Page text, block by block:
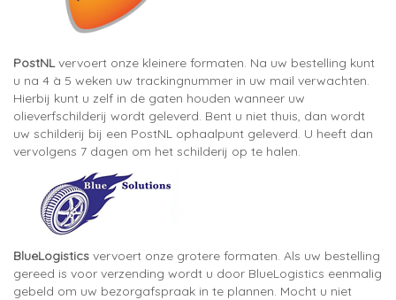
PostNLvervoert onze kleinere formaten. Na uw bestelling kunt
u na 4 à 5 weken uw trackingnummer in uw mail verwachten.
Hierbij kunt u zelf in de gaten houden wanneer uw
olieverfschilderij wordt geleverd. Bent u niet thuis, dan wordt
uw schilderij bij een PostNL ophaalpunt geleverd. U heeft dan
vervolgens 7 dagen om het schilderij op te halen.
BlueLogistics vervoert onze grotere formaten. Als uw bestelling
gereed is voor verzending wordt u door BlueLogistics eenmalig
gebeld om uw bezorgafspraak in te plannen. Mocht u niet